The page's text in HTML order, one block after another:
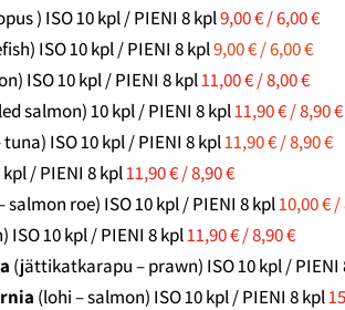
) ISO 10 kpl / PIENI 8 kpl9,00 € / 6,00 €
ISO 10 kpl / PIENI 8 kpl9,00 € / 6,00 €
ISO 10 kpl / PIENI 8 kpl11,00 € / 8,00 €
salmon) 10 kpl / PIENI 8 kpl11,90 € / 8,90 €
ISO 10 kpl / PIENI 8 kpl11,90 € / 8,90 €
kpl / PIENI 8 kpl11,90 € / 8,90 €
salmon roe) ISO 10 kpl / PIENI 8 kpl10,00 € /
ISO 10 kpl / PIENI 8 kpl11,90 € / 8,90 €
(jättikatkarapu – prawn) ISO 10 kpl /
(lohi – salmon) ISO 10 kpl / PIENI 8 kpl